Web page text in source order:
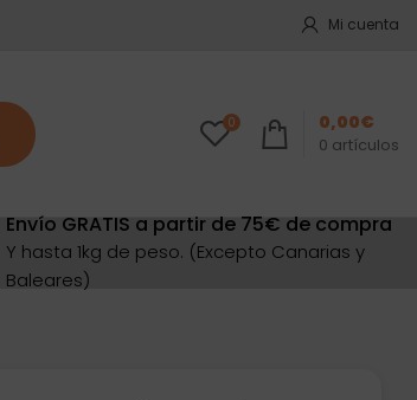
Mi cuenta
0
0 artículos
0,00€
Envío GRATIS a partir de 75€ de compra
Y hasta 1kg de peso. (Excepto Canarias y
Baleares)